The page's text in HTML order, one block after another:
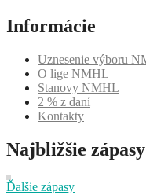
Informácie
Uznesenie výboru
O lige NMHL
Stanovy NMHL
2 % z daní
Kontakty
Najbližšie zápasy
Ďalšie zápasy